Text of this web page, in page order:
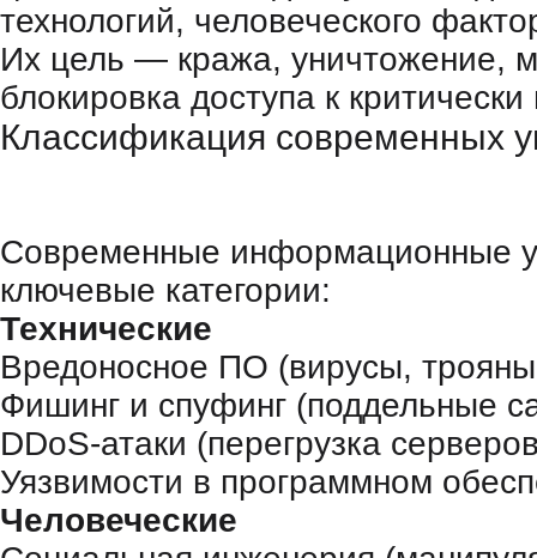
технологий, человеческого
Их цель — кража, уничтожение,
блокировка доступа к
Классификация современных
Современные информационные
ключевые категории:
Технические
Вредоносное ПО (вирусы,
Фишинг и спуфинг (поддельные
DDoS-атаки (перегрузка
Уязвимости в программном
Человеческие